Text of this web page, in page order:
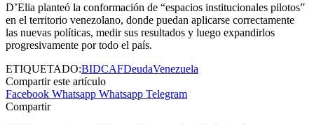
D’Elia planteó la conformación de “espacios institucionales pilotos”
en el territorio venezolano, donde puedan aplicarse correctamente
las nuevas políticas, medir sus resultados y luego expandirlos
progresivamente por todo el país.
ETIQUETADO:BIDCAFDeudaVenezuela
Compartir este artículo
Facebook Whatsapp Whatsapp Telegram
Compartir